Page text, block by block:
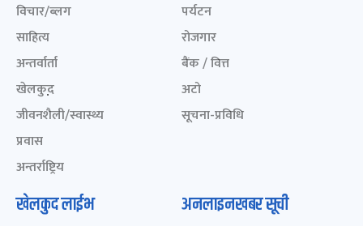
विचार/ब्लग
साहित्य
अन्तर्वार्ता
खेलकुद़़
जीवनशैली/स्वास्थ्य
प्रवास
अन्तर्राष्ट्रिय
पर्यटन
रोजगार
बैंक / वित्त
अटो
सूचना-प्रविधि
खेलकुद लाईभ अनलाइनखबर सूची